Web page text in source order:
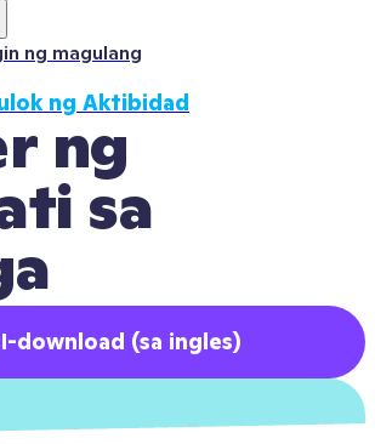
ng magulang
ng
sa
ng Aktibidad
I-download (sa ingles)